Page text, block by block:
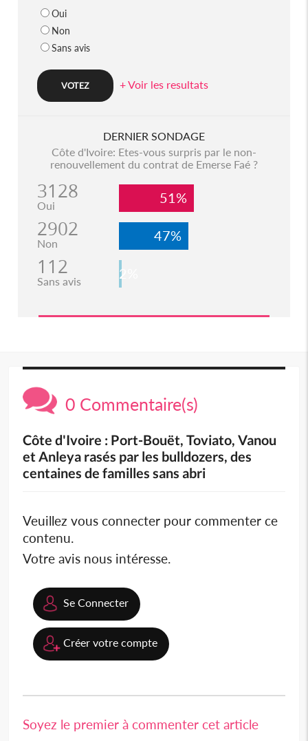
Oui
Non
Sans avis
+ Voir les resultats
DERNIER SONDAGE
Côte d'Ivoire: Etes-vous surpris par le non-
renouvellement du contrat de Emerse Faé ?
3128
Oui 51%
2902
Non 47%
112
Sans avis 2%
0 Commentaire(s)
Côte d'Ivoire : Port-Bouët, Toviato, Vanou
et Anleya rasés par les bulldozers, des
centaines de familles sans abri
Veuillez vous connecter pour commenter ce
contenu.
Votre avis nous intéresse.
Se Connecter
Créer votre compte
Soyez le premier à commenter cet article